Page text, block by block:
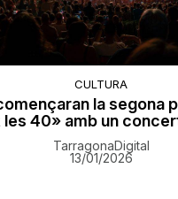
CULTURA
la segona
les 40» amb un
TarragonaDigital
13/01/2026